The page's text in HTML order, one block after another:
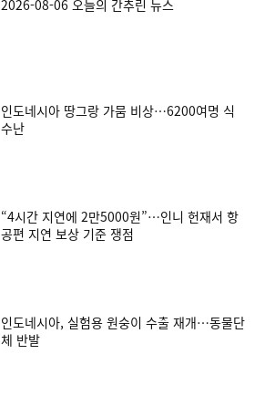
2026-08-06 오늘의 간추린 뉴스
인도네시아 땅그랑 가뭄 비상…6200여명 식
수난
“4시간 지연에 2만5000원”…인니 헌재서 항
공편 지연 보상 기준 쟁점
인도네시아, 실험용 원숭이 수출 재개…동물단
체 반발